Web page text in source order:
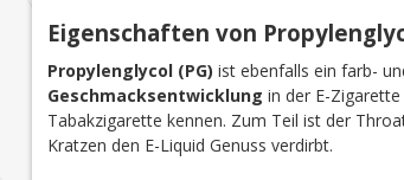
Eigenschaften von
Propylenglycol (PG) ist ebenfalls ein farb-
Geschmacksentwicklung in der E-
Tabakzigarette kennen. Zum Teil ist der
Kratzen den E-Liquid Genuss verdirbt.